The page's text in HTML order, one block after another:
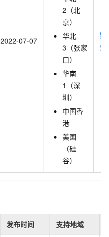
2022-07-07
2（北
京）
华北
3（张家
口）
华南
1（深
圳）
中国香
港
美国
（硅
谷）
数
务
发布时间 支持地域